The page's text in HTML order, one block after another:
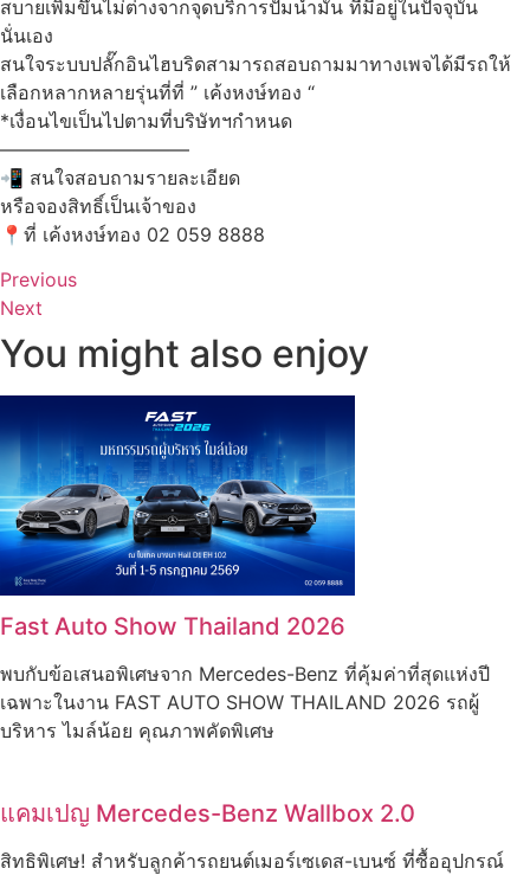
สบายเพิ่มขึ้นไม่ต่างจากจุดบริการปั๊มน้ำมัน ที่มีอยู่ในปัจจุบัน
นั่นเอง
สนใจระบบปลั๊กอินไฮบริดสามารถสอบถามมาทางเพจได้มีรถให้
เลือกหลากหลายรุ่นที่ที่ ” เค้งหงษ์ทอง “
*เงื่อนไขเป็นไปตามที่บริษัทฯกำหนด
——————————
📲 สนใจสอบถามรายละเอียด
หรือจองสิทธิ์เป็นเจ้าของ
📍ที่ เค้งหงษ์ทอง 02 059 8888
Previous
Next
You might also enjoy
Fast Auto Show Thailand 2026
พบกับข้อเสนอพิเศษจาก Mercedes-Benz ที่คุ้มค่าที่สุดแห่งปี
เฉพาะในงาน FAST AUTO SHOW THAILAND 2026 รถผู้
บริหาร ไมล์น้อย คุณภาพคัดพิเศษ
แคมเปญ Mercedes-Benz Wallbox 2.0
สิทธิพิเศษ! สำหรับลูกค้ารถยนต์เมอร์เซเดส-เบนซ์ ที่ซื้ออุปกรณ์